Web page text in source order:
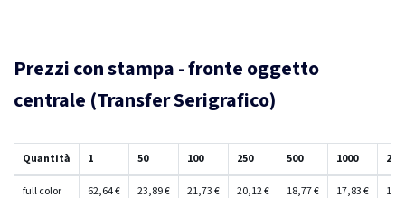
Prezzi con stampa - fronte oggetto
centrale (Transfer Serigrafico)
Quantità 1 50 100 250 500 1000
full color 62,64 € 23,89 € 21,73 € 20,12 € 18,77 € 17,83 €